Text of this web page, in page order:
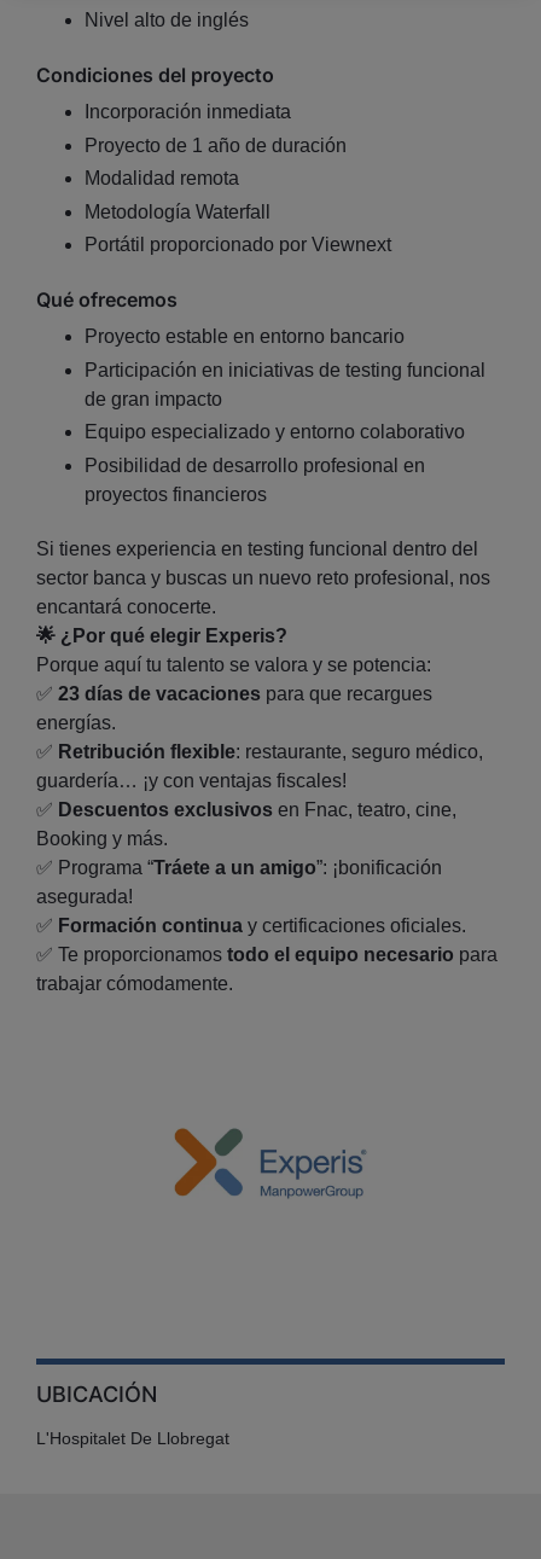
Nivel alto de inglés
Condiciones del proyecto
Incorporación inmediata
Proyecto de 1 año de duración
Modalidad remota
Metodología Waterfall
Portátil proporcionado por Viewnext
Qué ofrecemos
Proyecto estable en entorno bancario
Participación en iniciativas de testing funcional
de gran impacto
Equipo especializado y entorno colaborativo
Posibilidad de desarrollo profesional en
proyectos financieros
Si tienes experiencia en testing funcional dentro del
sector banca y buscas un nuevo reto profesional, nos
encantará conocerte.
🌟 ¿Por qué elegir Experis?
Porque aquí tu talento se valora y se potencia:
✅ 23 días de vacaciones para que recargues
energías.
✅ Retribución flexible: restaurante, seguro médico,
guardería… ¡y con ventajas fiscales!
✅ Descuentos exclusivos en Fnac, teatro, cine,
Booking y más.
✅ Programa “Tráete a un amigo”: ¡bonificación
asegurada!
✅ Formación continua y certificaciones oficiales.
✅ Te proporcionamos todo el equipo necesario para
trabajar cómodamente.
UBICACIÓN
L'Hospitalet De Llobregat